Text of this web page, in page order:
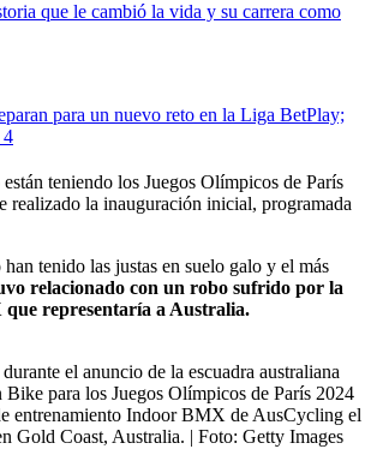
que le cambió la vida y su carrera como
para un nuevo reto en la Liga BetPlay;
4
teniendo los Juegos Olímpicos de París
realizado la inauguración inicial, programada
tenido las justas en suelo galo y el más
relacionado con un robo sufrido por la
que representaría a Australia.
el anuncio de la escuadra australiana
para los Juegos Olímpicos de París 2024
entrenamiento Indoor BMX de AusCycling el
Gold Coast, Australia. | Foto: Getty Images